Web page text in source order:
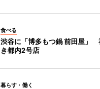
食べる
渋谷に「博多もつ鍋 前田屋」
き都内2号店
暮らす・働く